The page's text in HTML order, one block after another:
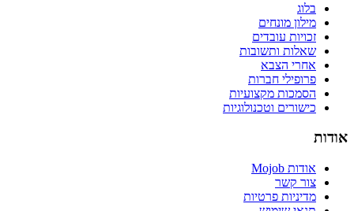
בלוג
מילון מונחים
זכויות עובדים
שאלות ותשובות
אחרי הצבא
פרופילי חברות
הסמכות מקצועיות
כישורים וטכנולוגיות
אודות
אודות Mojob
צור קשר
מדיניות פרטיות